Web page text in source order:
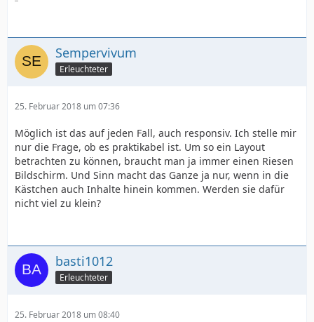
Sempervivum
Erleuchteter
25. Februar 2018 um 07:36
Möglich ist das auf jeden Fall, auch responsiv. Ich stelle mir
nur die Frage, ob es praktikabel ist. Um so ein Layout
betrachten zu können, braucht man ja immer einen Riesen
Bildschirm. Und Sinn macht das Ganze ja nur, wenn in die
Kästchen auch Inhalte hinein kommen. Werden sie dafür
nicht viel zu klein?
basti1012
Erleuchteter
25. Februar 2018 um 08:40